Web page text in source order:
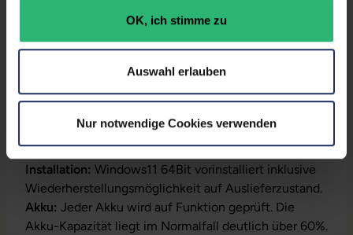
OK, ich stimme zu
Auswahl erlauben
Nur notwendige Cookies verwenden
Produktbeschreibung
Lieferumfang:Notebook, Netzteil, Akku,
dem Gehäuse oder die Lizenz ist bereits digital
hinterlegt)
Installation: Windows11 64Bit vorinstalliert inklusive
Wiederherstellungsmöglichkeit auf Auslieferzustand.
Akku: Jeder Akku wird auf Funktion geprüft. Die
Akku-Kapazität liegt im Normalfall deutlich über 60%.